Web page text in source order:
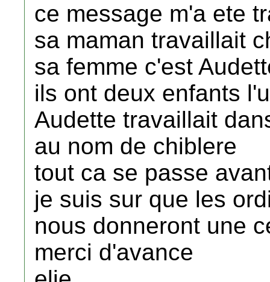
ce message m'a ete
sa maman travaillait
sa femme c'est
ils ont deux enfants
Audette travaillait
au nom de chiblere
tout ca se passe
je suis sur que les
nous donneront une
merci d'avance